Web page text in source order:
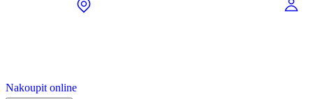
Nakoupit online